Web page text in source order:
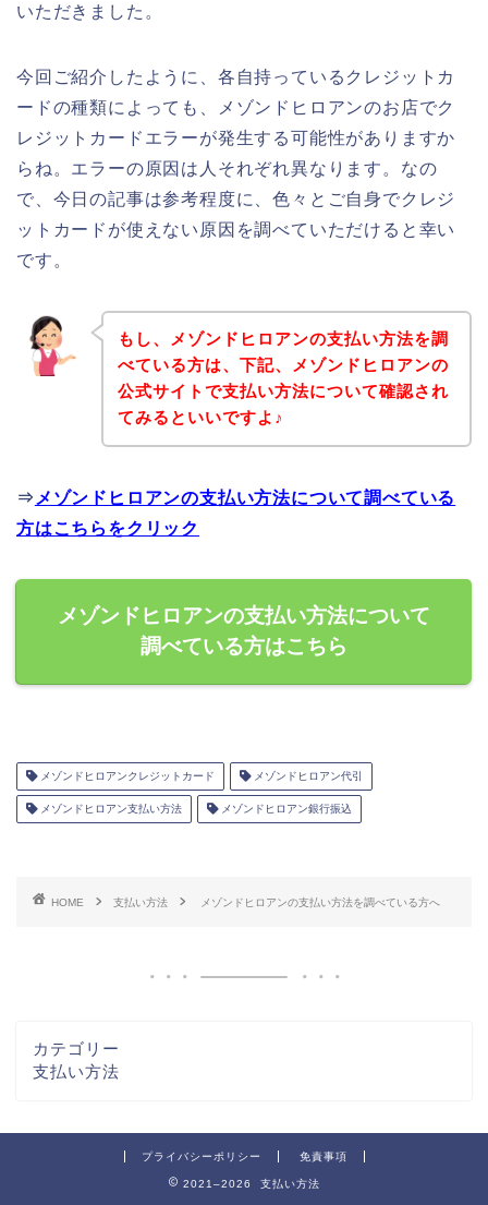
いただきました。
今回ご紹介したように、各自持っているクレジットカ
ードの種類によっても、メゾンドヒロアンのお店でク
レジットカードエラーが発生する可能性がありますか
らね。エラーの原因は人それぞれ異なります。なの
で、今日の記事は参考程度に、色々とご自身でクレジ
ットカードが使えない原因を調べていただけると幸い
です。
もし、メゾンドヒロアンの支払い方法を調
べている方は、下記、メゾンドヒロアンの
公式サイトで支払い方法について確認され
てみるといいですよ♪
⇒ メゾンドヒロアンの支払い方法について調べている
方はこちらをクリック
メゾンドヒロアンの支払い方法について
調べている方はこちら
メゾンドヒロアンクレジットカード メゾンドヒロアン代引
メゾンドヒロアン支払い方法 メゾンドヒロアン銀行振込
HOME 支払い方法 メゾンドヒロアンの支払い方法を調べている方へ
カテゴリー
支払い方法
プライバシーポリシー 免責事項
2021–2026 支払い方法